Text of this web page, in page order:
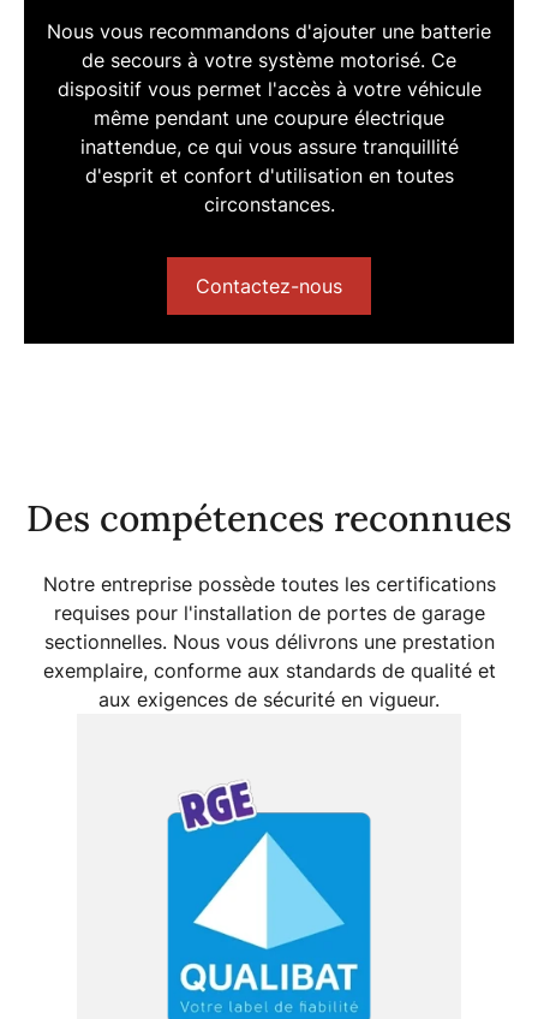
Nous vous recommandons d'ajouter une batterie
de secours à votre système motorisé. Ce
dispositif vous permet l'accès à votre véhicule
même pendant une coupure électrique
inattendue, ce qui vous assure tranquillité
d'esprit et confort d'utilisation en toutes
circonstances.
Contactez-nous
Des compétences reconnues
Notre entreprise possède toutes les certifications
requises pour l'installation de portes de garage
sectionnelles. Nous vous délivrons une prestation
exemplaire, conforme aux standards de qualité et
aux exigences de sécurité en vigueur.